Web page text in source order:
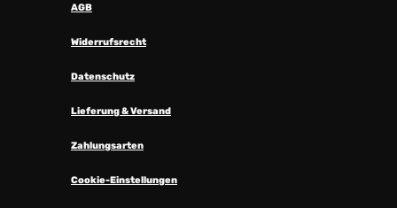
AGB
Widerrufsrecht
Datenschutz
Lieferung & Versand
Zahlungsarten
Cookie-Einstellungen